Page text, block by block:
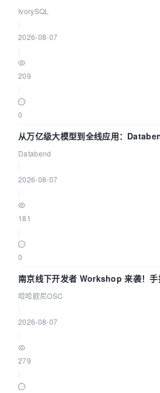
核——我们改得动吗？我们贡献了什么
IvorySQL
2026-08-07
209
0
从万亿级大模型到全线应用：
企业构建全链路 Trace 数据管道
Databend
2026-08-07
181
0
南京线下开发者 Workshop 来袭！手
智能 Agent 应用
哈哈欧尼OSC
2026-08-07
279